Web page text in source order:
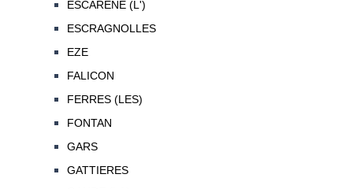
ESCARENE (L')
ESCRAGNOLLES
EZE
FALICON
FERRES (LES)
FONTAN
GARS
GATTIERES